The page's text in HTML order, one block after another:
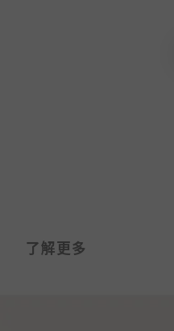
了解更多